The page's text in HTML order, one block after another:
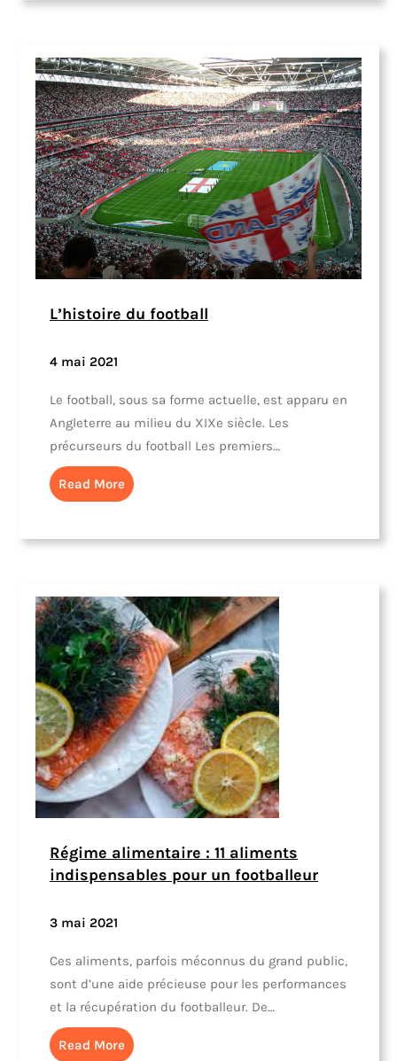
L’histoire du football
4 mai 2021
Le football, sous sa forme actuelle, est apparu en
Angleterre au milieu du XIXe siècle. Les
précurseurs du football Les premiers…
Read More
Régime alimentaire : 11 aliments
indispensables pour un footballeur
3 mai 2021
Ces aliments, parfois méconnus du grand public,
sont d’une aide précieuse pour les performances
et la récupération du footballeur. De…
Read More